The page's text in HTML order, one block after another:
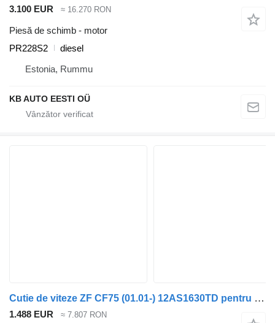
3.100 EUR ≈ 16.270 RON
Piesă de schimb - motor
PR228S2
diesel
Estonia, Rummu
KB AUTO EESTI OÜ
Cutie de viteze ZF CF75 (01.01-) 12AS1630TD pentru camion DAF LF45, LF55, LF180, CF65, CF75, CF85 (2001-)
1.488 EUR ≈ 7.807 RON